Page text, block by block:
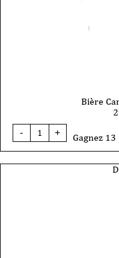
Bière
-
quantité
de
Fou'Foune
+ Gagnez